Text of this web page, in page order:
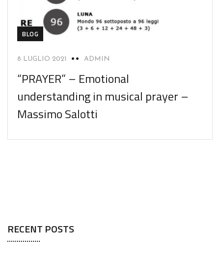
BLOG
8 LUGLIO 2021 ADMIN
“PRAYER” – Emotional
understanding in musical prayer –
Massimo Salotti
RECENT POSTS